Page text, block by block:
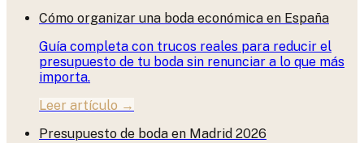
Cómo organizar una boda económica en España
Guía completa con trucos reales para reducir el
presupuesto de tu boda sin renunciar a lo que más
importa.
Leer artículo →
Presupuesto de boda en Madrid 2026